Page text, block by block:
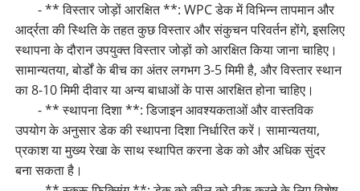
- ** विस्तार जोड़ों आरक्षित **: WPC डेक में विभिन्न तापमान और
आर्द्रता की स्थिति के तहत कुछ विस्तार और संकुचन परिवर्तन होंगे, इसलिए
स्थापना के दौरान उपयुक्त विस्तार जोड़ों को आरक्षित किया जाना चाहिए।
सामान्यतया, बोर्डों के बीच का अंतर लगभग 3-5 मिमी है, और विस्तार स्थान
का 8-10 मिमी दीवार या अन्य बाधाओं के पास आरक्षित होना चाहिए।
- ** स्थापना दिशा **: डिजाइन आवश्यकताओं और वास्तविक
उपयोग के अनुसार डेक की स्थापना दिशा निर्धारित करें। सामान्यतया,
प्रकाश या मुख्य रेखा के साथ स्थापित करना डेक को और अधिक सुंदर
बना सकता है।